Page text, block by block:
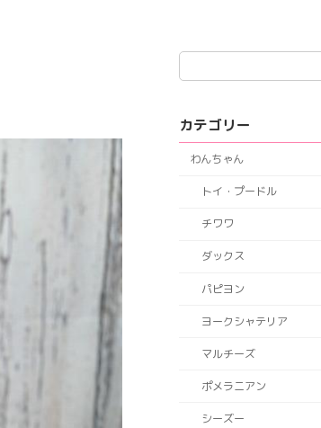
カテゴリー
わんちゃん
トイ・プードル
チワワ
ダックス
パピヨン
ヨークシャテリア
マルチーズ
ポメラニアン
シーズー